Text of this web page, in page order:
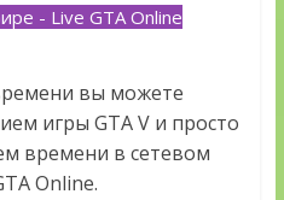
- Live GTA Online
вы можете
игры GTA V и просто
времени в сетевом
Online.